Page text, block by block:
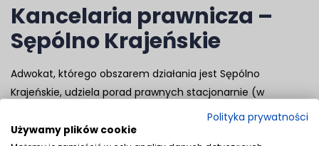
Kancelaria prawnicza –
Sępólno Krajeńskie
Adwokat, którego obszarem działania jest Sępólno
Krajeńskie, udziela porad prawnych stacjonarnie (w
Bydgoszczy) i online. Pomożemy w każdej sprawie
wchodzącej w skład naszej oferty. Zachęcamy do
Polityka prywatności
Używamy plików cookie